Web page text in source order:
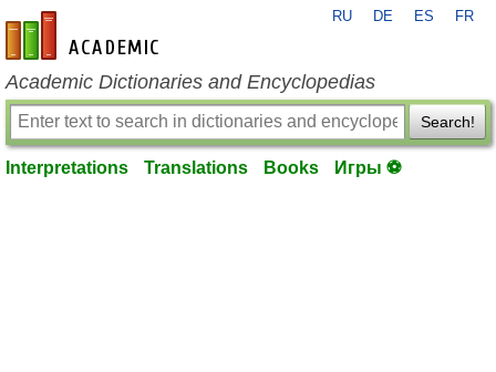
en-academic.com
RU DE ES FR
Academic Dictionaries and Encyclopedias
Search!
Interpretations Translations Books Игры ⚽